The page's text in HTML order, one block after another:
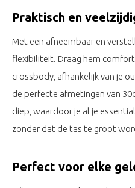
Praktisch en
Met een afneembaar en
flexibiliteit. Draag hem
crossbody, afhankelijk van je
de perfecte afmetingen van
diep, waardoor je al je
zonder dat de tas te groot
Perfect voor elke